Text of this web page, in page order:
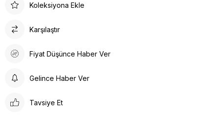
Koleksiyona Ekle
Karşılaştır
Fiyat Düşünce Haber Ver
Gelince Haber Ver
Tavsiye Et